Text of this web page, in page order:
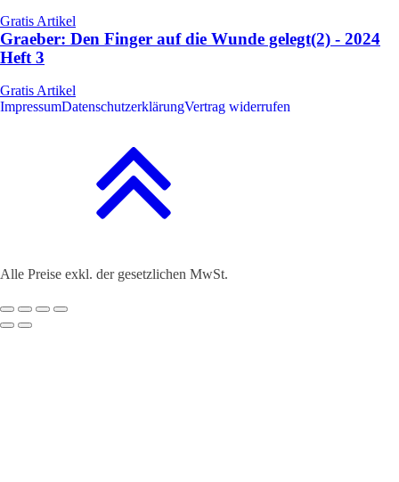
Gratis Artikel
Graeber: Den Finger auf die Wunde gelegt(2) - 2024
Heft 3
Gratis Artikel
ImpressumDatenschutzerklärungVertrag widerrufen
Alle Preise exkl. der gesetzlichen MwSt.